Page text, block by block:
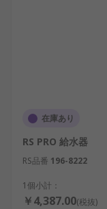
在庫あり
RS PRO 給水器
RS品番 196-8222
1個小計：
￥4,387.00(税抜)